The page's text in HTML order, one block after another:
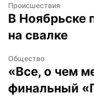
Происшествия
В Ноябрьске
на свалке
Общество
«Все, о чем
финальный